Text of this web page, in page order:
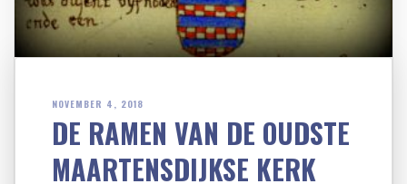
NOVEMBER 4, 2018
DE RAMEN VAN DE OUDSTE
MAARTENSDIJKSE KERK